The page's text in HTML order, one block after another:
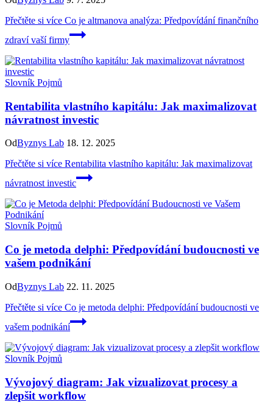
Přečtěte si více Co je altmanova analýza: Předpovídání finančního
zdraví vaší firmy
Slovník Pojmů
Rentabilita vlastního kapitálu: Jak maximalizovat
návratnost investic
OdByznys Lab 18. 12. 2025
Přečtěte si více Rentabilita vlastního kapitálu: Jak maximalizovat
návratnost investic
Slovník Pojmů
Co je metoda delphi: Předpovídání budoucnosti ve
vašem podnikání
OdByznys Lab 22. 11. 2025
Přečtěte si více Co je metoda delphi: Předpovídání budoucnosti ve
vašem podnikání
Slovník Pojmů
Vývojový diagram: Jak vizualizovat procesy a
zlepšit workflow